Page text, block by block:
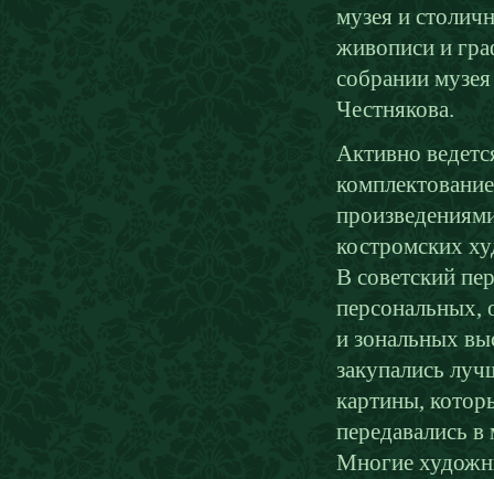
музея и
живописи и
собрании
Честнякова.
Активно
костромских
В советский
персональных,
и зональных
закупались
картины,
передавались в
Многие